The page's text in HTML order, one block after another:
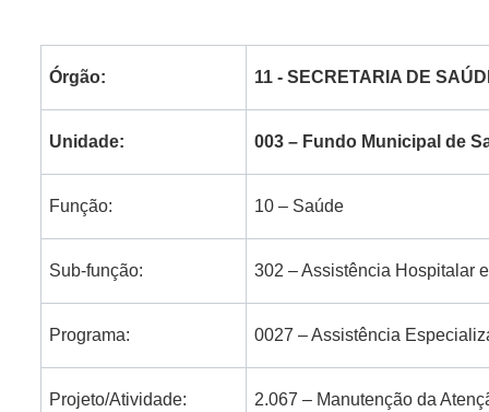
Órgão: 11 -SECRETARIA DE
Unidade: 003 – Fundo Municipal de
Função: 10 – Saúde
Sub-função: 302 – Assistência Hospitalar
Programa: 0027 – Assistência
Projeto/Atividade: 2.067 – Manutenção da